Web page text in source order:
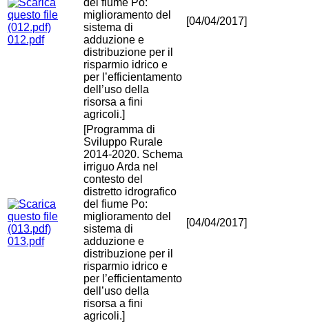
012.pdf
del fiume Po:
miglioramento del
sistema di
adduzione e
distribuzione per il
risparmio idrico e
per l’efficientamento
dell’uso della
risorsa a fini
agricoli.]
[04/04/2017]
013.pdf
[Programma di
Sviluppo Rurale
2014-2020. Schema
irriguo Arda nel
contesto del
distretto idrografico
del fiume Po:
miglioramento del
sistema di
adduzione e
distribuzione per il
risparmio idrico e
per l’efficientamento
dell’uso della
risorsa a fini
agricoli.]
[04/04/2017]